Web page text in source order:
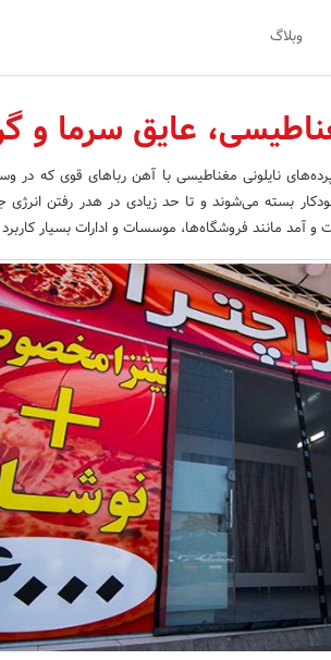
وبلاگ
عایق سرما و
نایلونی مغناطیسی با آهن رباهای قوی که در
بسته می‌شوند و تا حد زیادی در هدر رفتن انرژی
و آمد مانند فروشگاه‌ها، موسسات و ادارات بسیار